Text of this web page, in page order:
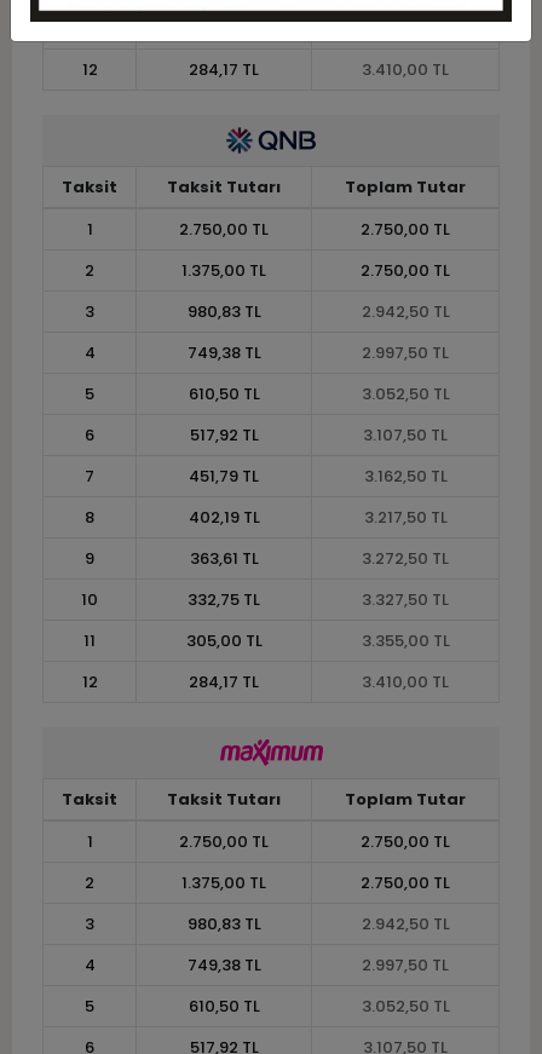
11
305,00 TL
3.355,00 TL
12
284,17 TL 3.410,00 TL
Taksit Taksit Tutarı
Toplam Tutar
1
2.750,00 TL
2.750,00 TL
2
1.375,00 TL
2.750,00 TL
3
980,83 TL
2.942,50 TL
4
749,38 TL
2.997,50 TL
5
610,50 TL
3.052,50 TL
6
517,92 TL
3.107,50 TL
7
451,79 TL
3.162,50 TL
8
402,19 TL
3.217,50 TL
9
363,61 TL
3.272,50 TL
10
332,75 TL
3.327,50 TL
11
305,00 TL
3.355,00 TL
12
284,17 TL 3.410,00 TL
Taksit Taksit Tutarı
Toplam Tutar
1
2.750,00 TL
2.750,00 TL
2
1.375,00 TL
2.750,00 TL
3
980,83 TL
2.942,50 TL
4
749,38 TL
2.997,50 TL
5
610,50 TL
3.052,50 TL
6
517,92 TL 3.107,50 TL